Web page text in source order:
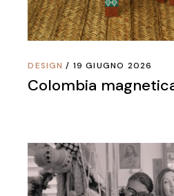
DESIGN 19 GIUGNO 2026
Colombia